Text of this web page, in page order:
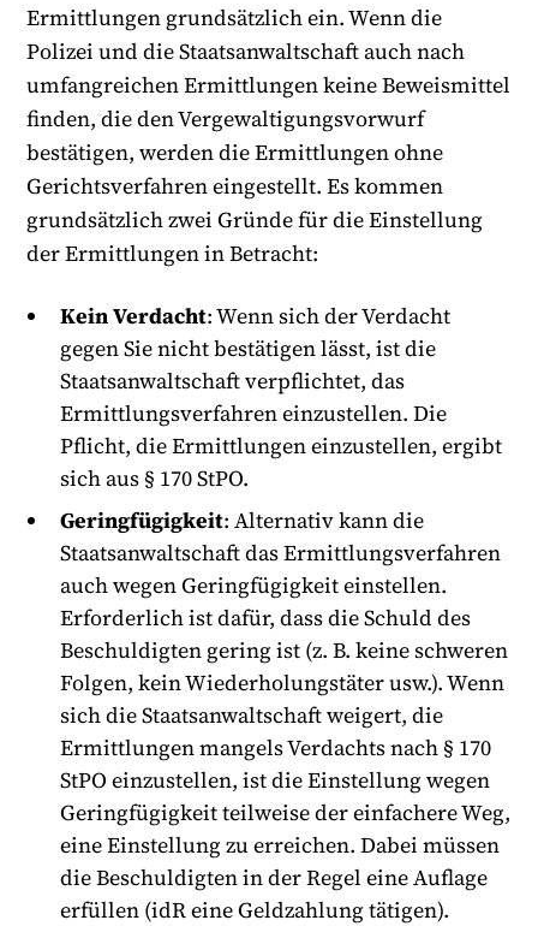
Ermittlungen grundsätzlich ein. Wenn die
Polizei und die Staatsanwaltschaft auch nach
umfangreichen Ermittlungen keine Beweismittel
finden, die den Vergewaltigungsvorwurf
bestätigen, werden die Ermittlungen ohne
Gerichtsverfahren eingestellt. Es kommen
grundsätzlich zwei Gründe für die Einstellung
der Ermittlungen in Betracht:
Kein Verdacht: Wenn sich der Verdacht
gegen Sie nicht bestätigen lässt, ist die
Staatsanwaltschaft verpflichtet, das
Ermittlungsverfahren einzustellen. Die
Pflicht, die Ermittlungen einzustellen, ergibt
sich aus § 170 StPO.
Geringfügigkeit: Alternativ kann die
Staatsanwaltschaft das Ermittlungsverfahren
auch wegen Geringfügigkeit einstellen.
Erforderlich ist dafür, dass die Schuld des
Beschuldigten gering ist (z. B. keine schweren
Folgen, kein Wiederholungstäter usw.). Wenn
sich die Staatsanwaltschaft weigert, die
Ermittlungen mangels Verdachts nach § 170
StPO einzustellen, ist die Einstellung wegen
Geringfügigkeit teilweise der einfachere Weg,
eine Einstellung zu erreichen. Dabei müssen
die Beschuldigten in der Regel eine Auflage
erfüllen (idR eine Geldzahlung tätigen).